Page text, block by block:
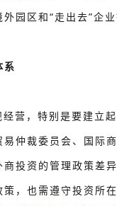
外园区和“走出去”企
系
营，特别是要建立
仲裁委员会、国际
投资的管理政策差
，也需遵守投资所